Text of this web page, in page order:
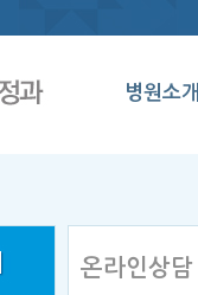
병원소개
오시는길
온라인상담